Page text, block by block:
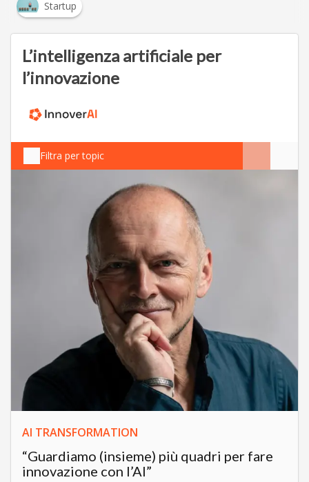
Startup
L’intelligenza artificiale per
l’innovazione
Filtra per topic
AI TRANSFORMATION
“Guardiamo (insieme) più quadri per fare
innovazione con l’AI”